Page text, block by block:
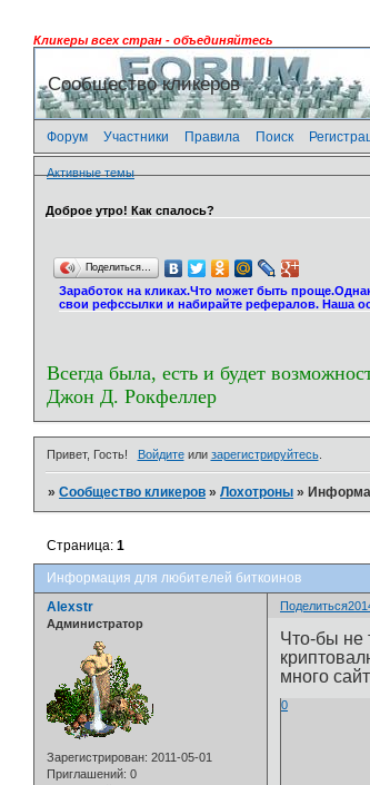
Кликеры всех стран - объединяйтесь
Сообщество кликеров
Форум Участники Правила Поиск
Активные темы
Доброе утро! Как спалось?
Поделиться…
Заработок на кликах.Что может быть
свои рефссылки и набирайте рефералов. Наша
Всегда была, есть и будет
Джон Д. Рокфеллер
Привет, Гость! Войдитеили зарегистрируйтесь.
»Сообщество кликеров »Лохотроны »
Информация для любителей биткоинов
Страница:1
Поделиться
Alexstr
Администратор
Зарегистрирован: 2011-05-01
Приглашений: 0
Что-бы не
много
0